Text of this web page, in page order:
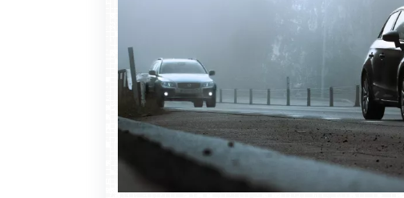
Zakopane - widok na deptak Krupówki NOWOŚĆ